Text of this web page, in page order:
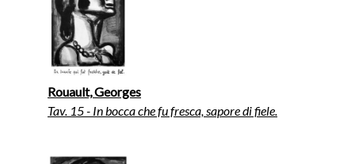
Rouault, Georges
Tav. 15 - In bocca che fu fresca, sapore di fiele.